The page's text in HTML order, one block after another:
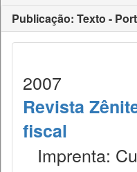
Publicação: Texto -
2007
Revista
fiscal
Imprenta: